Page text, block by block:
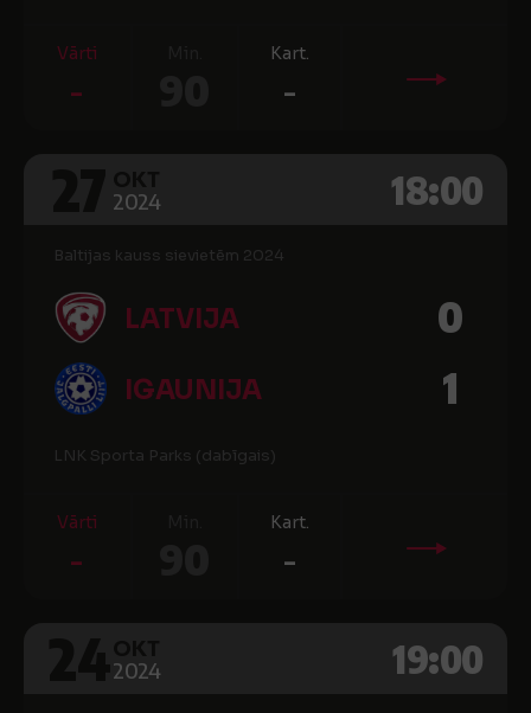
Vārti
-
Kart.
-
2024 18:00
Baltijas kauss sievietēm 2024
LATVIJA 0
IGAUNIJA 1
LNK Sporta Parks (dabīgais)
Vārti
-
Kart.
-
2024 19:00